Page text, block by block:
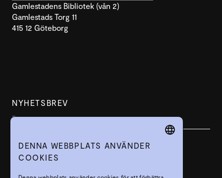
Gamlestadens Bibliotek (vån 2)
Gamlestads Torg 11
415 12 Göteborg
NYHETSBREV
PRENUMERERA
SWEDISH
DENNA WEBBPLATS ANVÄNDER
COOKIES